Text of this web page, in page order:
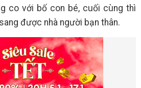
co với bố con bé, cuối cùng thì
được nhà người bạn thân.